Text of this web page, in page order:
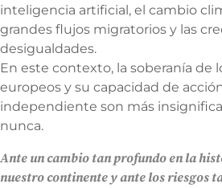
inteligencia artificial, el cambio
grandes flujos migratorios y las
desigualdades.
En este contexto, la soberanía de
europeos y su capacidad de
independiente son más
nunca.
Ante un cambio tan profundo en la
nuestro continente y ante los riesgos